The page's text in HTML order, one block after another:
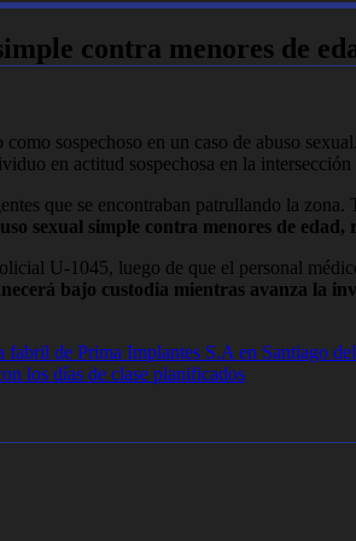
contra menores de
sospechoso en un caso de abuso
en actitud sospechosa en la
que se encontraban patrullando la
sexual simple contra menores de
U-1045, luego de que el personal
bajo custodia mientras avanza la
de Prima Implantes S.A en Santiago
los días de clase planificados